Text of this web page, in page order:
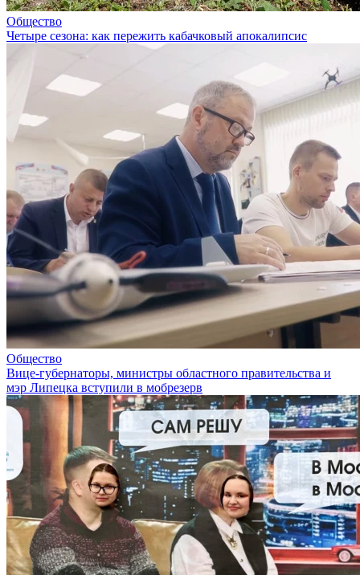
Общество
Четыре сезона: как пережить кабачковый апокалипсис
Общество
Вице-губернаторы, министры областного правительства и
мэр Липецка вступили в мобрезерв